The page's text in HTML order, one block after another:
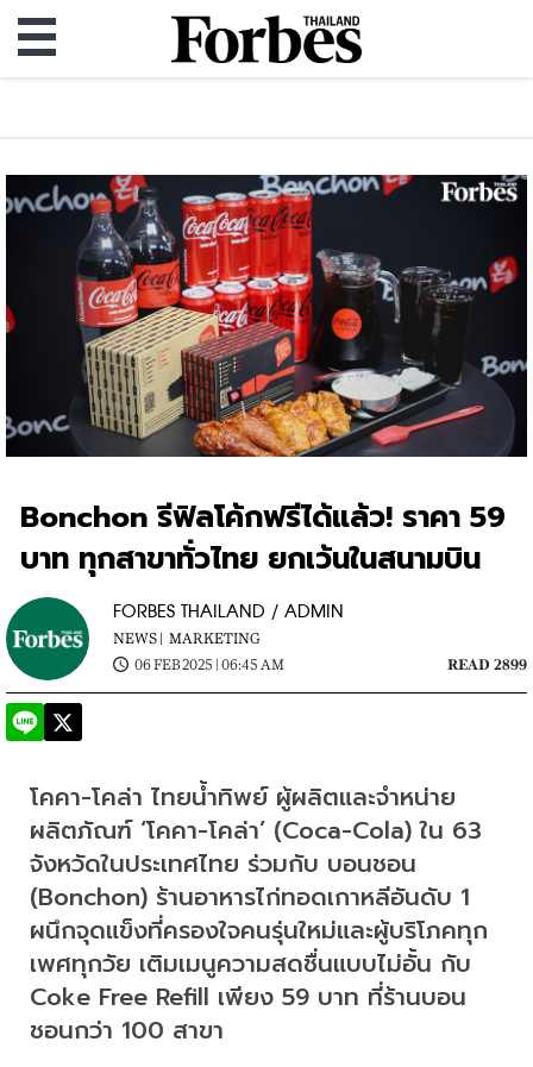
Bonchon รีฟิลโค้กฟรีได้แล้ว! ราคา 59
บาท ทุกสาขาทั่วไทย ยกเว้นในสนามบิน
FORBES THAILAND / ADMIN
NEWS | MARKETING
06 FEB 2025 | 06:45 AM
READ 2899
โคคา-โคล่า ไทยน้ำทิพย์ ผู้ผลิตและจำหน่าย
ผลิตภัณฑ์ ‘โคคา-โคล่า’ (Coca-Cola) ใน 63
จังหวัดในประเทศไทย ร่วมกับ บอนชอน
(Bonchon) ร้านอาหารไก่ทอดเกาหลีอันดับ 1
ผนึกจุดแข็งที่ครองใจคนรุ่นใหม่และผู้บริโภคทุก
เพศทุกวัย เติมเมนูความสดชื่นแบบไม่อั้น กับ
Coke Free Refill เพียง 59 บาท ที่ร้านบอน
ชอนกว่า 100 สาขา